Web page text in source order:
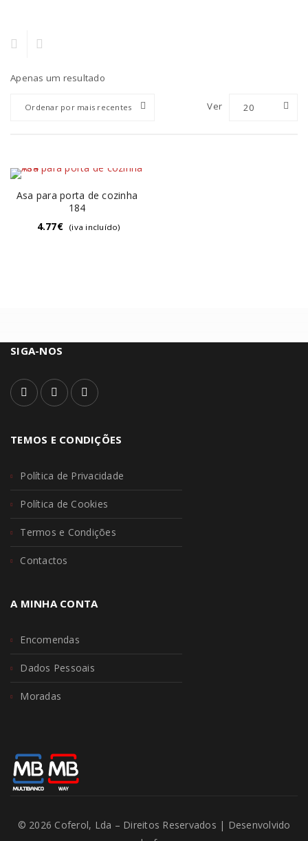
Apenas um resultado
Ordenar por mais recentes Ver 20
Asa para porta de cozinha
184
4.77€ (iva incluído)
SIGA-NOS
TEMOS E CONDIÇÕES
Política de Privacidade
Política de Cookies
Termos e Condições
Contactos
A MINHA CONTA
Encomendas
Dados Pessoais
Moradas
© 2026 Coferol, Lda – Direitos Reservados | Desenvolvido